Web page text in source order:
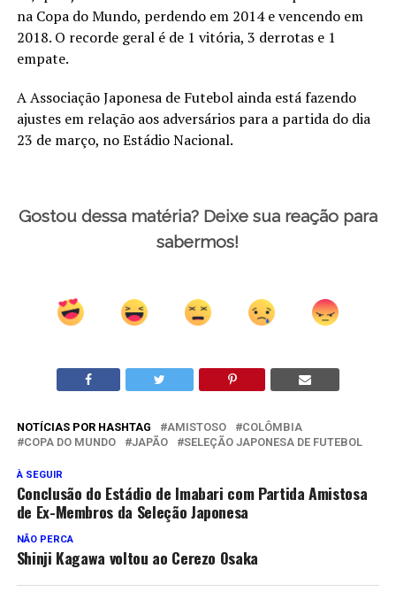
na Copa do Mundo, perdendo em 2014 e vencendo em
2018. O recorde geral é de 1 vitória, 3 derrotas e 1
empate.
A Associação Japonesa de Futebol ainda está fazendo
ajustes em relação aos adversários para a partida do dia
23 de março, no Estádio Nacional.
Gostou dessa matéria? Deixe sua reação para
sabermos!
NOTÍCIAS POR HASHTAG AMISTOSO
COLÔMBIA
COPA DO MUNDO
JAPÃO SELEÇÃO JAPONESA DE FUTEBOL
À SEGUIR
Conclusão do Estádio de Imabari com Partida Amistosa
de Ex-Membros da Seleção Japonesa
NÃO PERCA
Shinji Kagawa voltou ao Cerezo Osaka